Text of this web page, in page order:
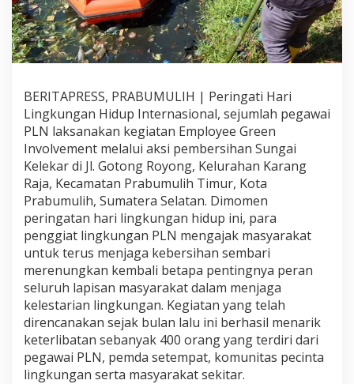
I
n
v
o
l
e
m
e
n
t
d
S
u
n
g
a
i
K
e
l
e
k
a
r
,
BERITAPRESS, PRABUMULIH | Peringati Hari
Lingkungan Hidup Internasional, sejumlah pegawai
PLN laksanakan kegiatan Employee Green
Involvement melalui aksi pembersihan Sungai
Kelekar di Jl. Gotong Royong, Kelurahan Karang
Raja, Kecamatan Prabumulih Timur, Kota
Prabumulih, Sumatera Selatan. Dimomen
peringatan hari lingkungan hidup ini, para
penggiat lingkungan PLN mengajak masyarakat
untuk terus menjaga kebersihan sembari
merenungkan kembali betapa pentingnya peran
seluruh lapisan masyarakat dalam menjaga
kelestarian lingkungan. Kegiatan yang telah
direncanakan sejak bulan lalu ini berhasil menarik
keterlibatan sebanyak 400 orang yang terdiri dari
pegawai PLN, pemda setempat, komunitas pecinta
lingkungan serta masyarakat sekitar.